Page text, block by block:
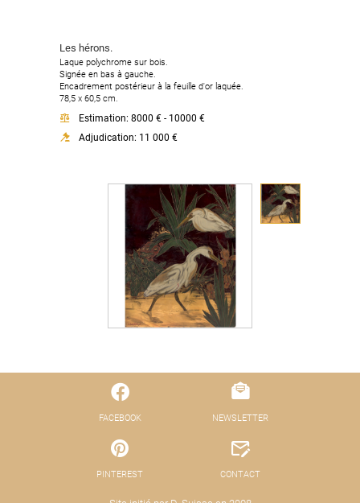
Les hérons.
Laque polychrome sur bois.
Signée en bas à gauche.
Encadrement postérieur à la feuille d'or laquée.
78,5 x 60,5 cm.
Estimation: 8000 € - 10000 €
Adjudication: 11 000 €
FACEBOOK
PINTEREST
NEWSLETTER
CONTACT